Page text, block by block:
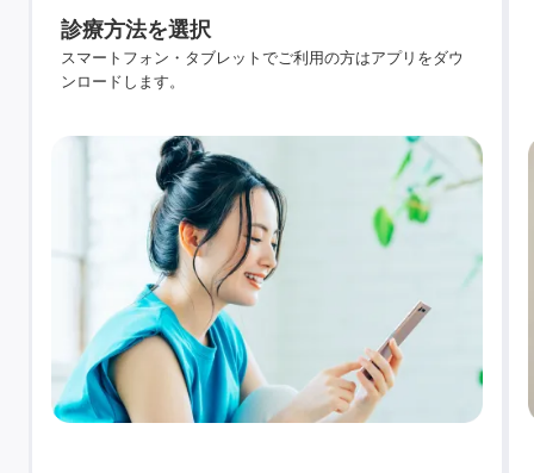
診療方法を選択
スマートフォン・タブレットでご利用の方はアプリをダウ
ンロードします。